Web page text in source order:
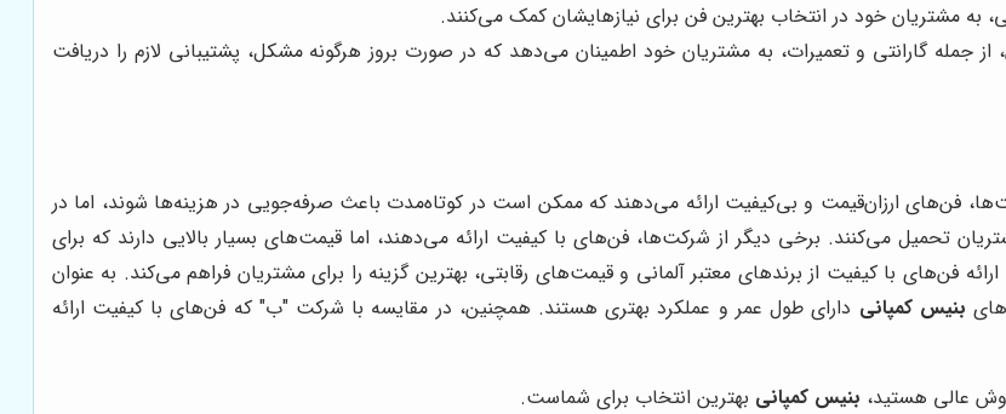
به مشتریان خود در انتخاب بهترین فن برای نیازهایشان کمک می‌کنند.
جمله گارانتی و تعمیرات، به مشتریان خود اطمینان می‌دهد که در صورت بروز هرگونه مشکل، پشتیبانی لازم را دریافت
فن‌های ارزان‌قیمت و بی‌کیفیت ارائه می‌دهند که ممکن است در کوتاه‌مدت باعث صرفه‌جویی در هزینه‌ها شوند، اما در
تحمیل می‌کنند. برخی دیگر از شرکت‌ها، فن‌های با کیفیت ارائه می‌دهند، اما قیمت‌های بسیار بالایی دارند که برای
ارائه فن‌های با کیفیت از برندهای معتبر آلمانی و قیمت‌های رقابتی، بهترین گزینه را برای مشتریان فراهم می‌کند. به عنوان
بنیس کمپانی دارای طول عمر و عملکرد بهتری هستند. همچنین، در مقایسه با شرکت "ب" که فن‌های با کیفیت ارائه
عالی هستید، بنیس کمپانی بهترین انتخاب برای شماست.